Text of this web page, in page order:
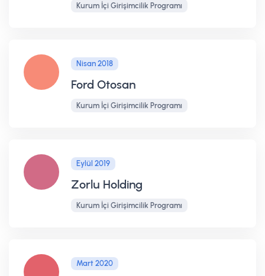
Kurum İçi Girişimcilik Programı
Nisan 2018
Ford Otosan
Kurum İçi Girişimcilik Programı
Eylül 2019
Zorlu Holding
Kurum İçi Girişimcilik Programı
Mart 2020